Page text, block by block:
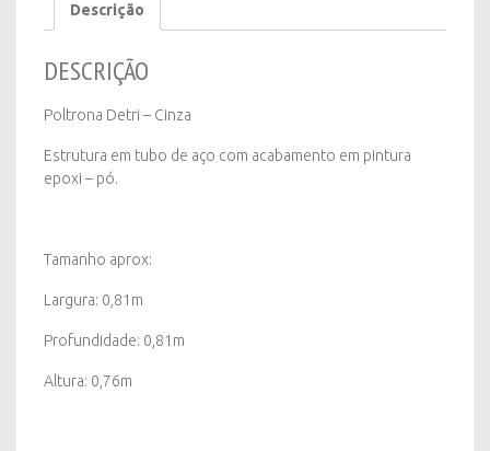
Descrição
DESCRIÇÃO
Poltrona Detri – Cinza
Estrutura em tubo de aço com acabamento em pintura
epoxi – pó.
Tamanho aprox:
Largura: 0,81m
Profundidade: 0,81m
Altura: 0,76m